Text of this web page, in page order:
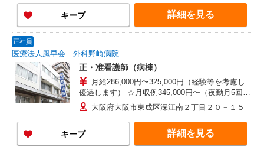
午後振替手当 1,000円/回 休日振替手当 2,000
円/回 夜間手当 1,000円/回 ※試用期間3ヶ月あ
り 時給1,250円〜1,300円
キープ 詳細を見る
正社員
医療法人風早会 外科野崎病院
正・准看護師（病棟）
月給286,000円〜325,000円（経験等を考慮し
優遇します） ☆月収例345,000円〜（夜勤月5回の
場合） ※試用期間１ヶ月あり 時給1950円〜2000
円
大阪府大阪市東成区深江南２丁目２０－１５
キープ 詳細を見る